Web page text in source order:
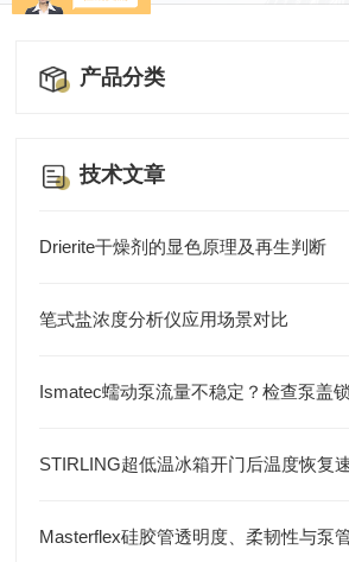
产品分类
技术文章
Drierite干燥剂的显色原理及再生判断
笔式盐浓度分析仪应用场景对比
Masterflex硅胶管透明度、柔韧性与泵